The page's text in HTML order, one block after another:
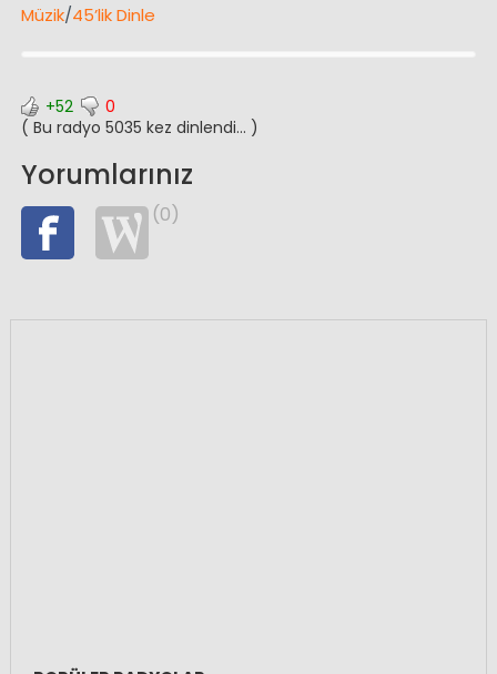
Müzik/45’lik Dinle
+52
0
( Bu radyo 5035 kez dinlendi... )
Yorumlarınız
(0)